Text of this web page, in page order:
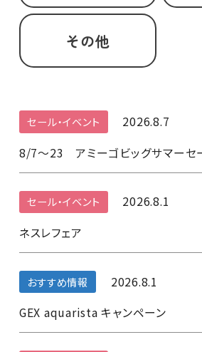
その他
セール・イベント
2026.8.7
8/7～23 アミーゴビッグサマーセ
セール・イベント
2026.8.1
ネスレフェア
おすすめ情報
2026.8.1
GEX aquarista キャンペーン